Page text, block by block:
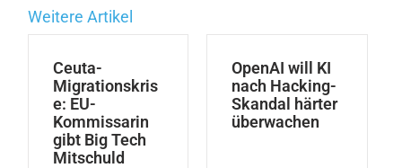
Weitere Artikel
Ceuta-
Migrationskris
e: EU-
Kommissarin
gibt Big Tech
Mitschuld
OpenAI will KI
nach Hacking-
Skandal härter
überwachen